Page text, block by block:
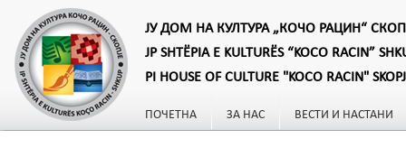
ЈУ ДОМ НА КУЛТУРА „КОЧО РАЦИН“
JP SHTËPIA E KULTURËS “KOCO RACIN”
PI HOUSE OF CULTURE "KOCO RACIN"
ПОЧЕТНА ЗА НАС ВЕСТИ И НАСТАНИ